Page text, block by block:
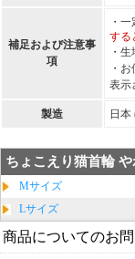
補足および注意事
項
・
する
・
・
表示
製造 日
ちょこえり猫首輪
Mサイズ
Lサイズ
商品についてのお